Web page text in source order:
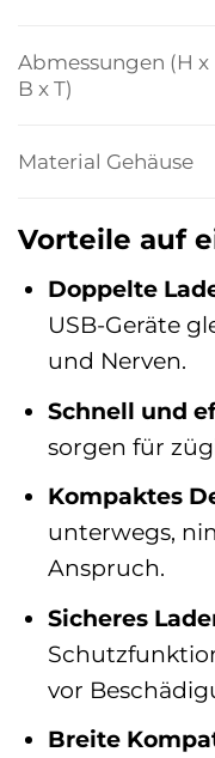
Abmessungen (H x
B x T)
Material Gehäuse
Vorteile auf
Doppelte
USB-Geräte
und Nerven.
Schnell und
sorgen für
Kompaktes
unterwegs,
Anspruch.
Sicheres
vor
Breite